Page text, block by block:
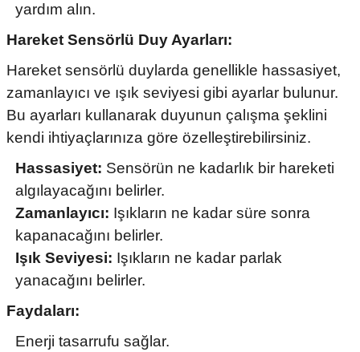
yardım alın.
Hareket Sensörlü Duy Ayarları:
Hareket sensörlü duylarda genellikle hassasiyet,
zamanlayıcı ve ışık seviyesi gibi ayarlar bulunur.
Bu ayarları kullanarak duyunun çalışma şeklini
kendi ihtiyaçlarınıza göre özelleştirebilirsiniz.
Hassasiyet: Sensörün ne kadarlık bir hareketi
algılayacağını belirler.
Zamanlayıcı: Işıkların ne kadar süre sonra
kapanacağını belirler.
Işık Seviyesi: Işıkların ne kadar parlak
yanacağını belirler.
Faydaları:
Enerji tasarrufu sağlar.